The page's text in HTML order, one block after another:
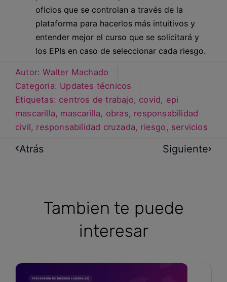
oficios que se controlan a través de la
plataforma para hacerlos más intuitivos y
entender mejor el curso que se solicitará y
los EPIs en caso de seleccionar cada riesgo.
Autor: Walter Machado
Categoria: Updates técnicos
Etiquetas: centros de trabajo, covid, epi
mascarilla, mascarilla, obras, responsabilidad
civil, responsabilidad cruzada, riesgo, servicios
Atrás Siguiente
Tambien te puede
interesar